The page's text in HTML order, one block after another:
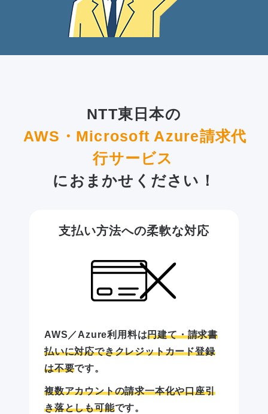
NTT東日本の
AWS・Microsoft Azure請求代
行サービス
におまかせください！
支払い方法への柔軟な対応
AWS／Azure利用料は円建て・請求書
払いに対応できクレジットカード登録
は不要です。
複数アカウントの請求一本化や口座引
き落としも可能です。